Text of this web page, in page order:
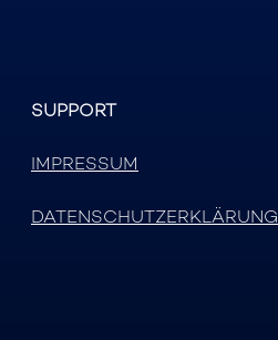
SUPPORT
IMPRESSUM
DATENSCHUTZERKLÄRUNG